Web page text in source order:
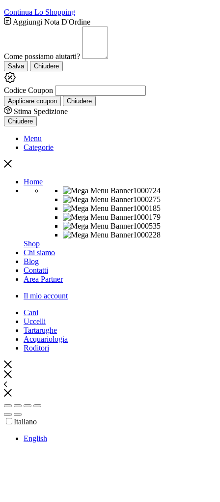
Continua Lo Shopping
Aggiungi Nota D'Ordine
Come possiamo aiutarti?
Salva Chiudere
Codice Coupon
Applicare coupon Chiudere
Stima Spedizione
Chiudere
Menu
Categorie
Home
Shop
Chi siamo
Blog
Contatti
Area Partner
Il mio account
Cani
Uccelli
Tartarughe
Acquariologia
Roditori
Italiano
English